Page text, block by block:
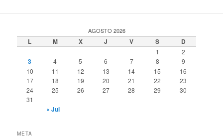
AGOSTO 2026
L M X J V S D
1 2
3 4 5 6 7 8
9
10
11 12 13 14 15
16
17
18 19 20 21 22
23
24
25 26 27 28 29
30
31
« Jul
META